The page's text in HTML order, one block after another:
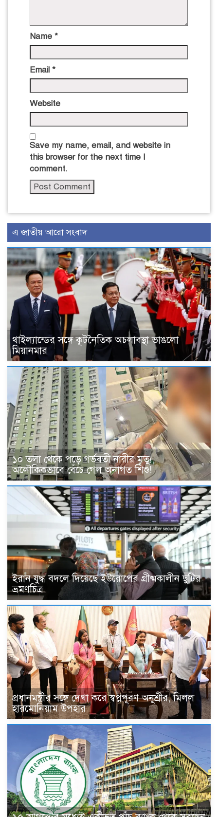
Name *
Email *
Website
Save my name, email, and website in
this browser for the next time I
comment.
এ জাতীয় আরো সংবাদ
থাইল্যান্ডের সঙ্গে কূটনৈতিক অচলাবস্থা ভাঙলো
মিয়ানমার
১০ তলা থেকে পড়ে গর্ভবতী নারীর মৃত্যু,
অলৌকিকভাবে বেঁচে গেল অনাগত শিশু!
ইরান যুদ্ধ বদলে দিয়েছে ইউরোপের গ্রীষ্মকালীন ছুটির
ভ্রমণচিত্র
প্রধানমন্ত্রীর সঙ্গে দেখা করে স্বপ্নপূরণ অনুশ্রীর, মিলল
হারমোনিয়াম উপহার